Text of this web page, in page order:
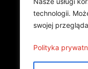
technologii.
swojej
Polityka